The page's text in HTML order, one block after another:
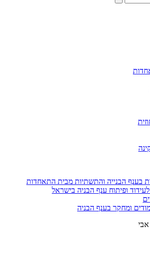
בענף הבנייה והתשתיות מבית התאחדות
ופיתוח ענף הבניה בישראל
ומחקר בענף הבניה